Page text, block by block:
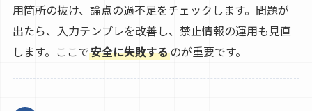
用箇所の抜け、論点の過不足をチェックします。問題が
出たら、入力テンプレを改善し、禁止情報の運用も見直
します。ここで安全に失敗するのが重要です。